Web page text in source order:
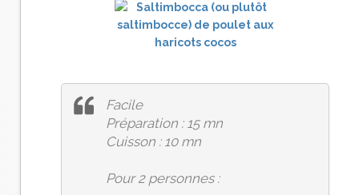
Facile
Préparation : 15 mn
Cuisson : 10 mn
Pour 2 personnes :